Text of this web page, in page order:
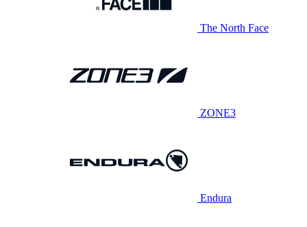
The North Face
ZONE3
Endura